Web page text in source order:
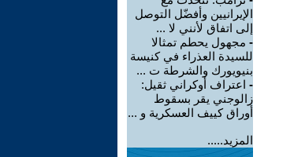
الإيرانيين وأفضّل التوصل
إلى اتفاق لأنني لا ...
- مجهول يحطم تمثالا
للسيدة العذراء في كنيسة
بنيويورك والشرطة ت ...
- اعتراف أوكراني ثقيل:
زالوجني يقر بسقوط
أوراق كييف العسكرية و ...
المزيد.....